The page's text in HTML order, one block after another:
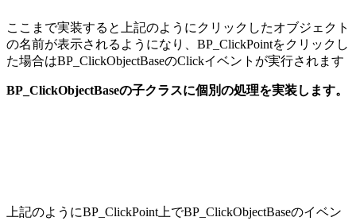
ここまで実装すると上記のようにクリックしたオブジェクト
の名前が表示されるようになり、BP_ClickPointをクリックし
た場合はBP_ClickObjectBaseのClickイベントが実行されます
BP_ClickObjectBaseの子クラスに個別の処理を実装します。
上記のようにBP_ClickPoint上でBP_ClickObjectBaseのイベン